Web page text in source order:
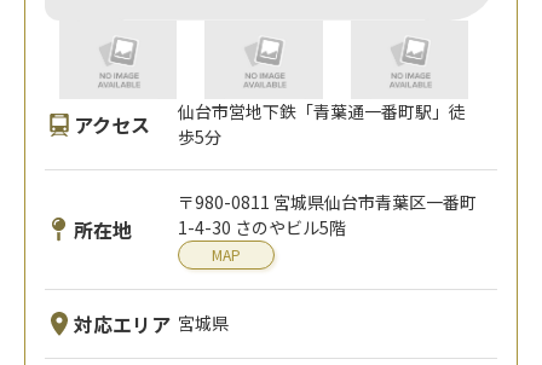
アクセス
仙台市営地下鉄「青葉通一番町駅」徒
歩5分
所在地
〒980-0811 宮城県仙台市青葉区一番町
1-4-30 さのやビル5階
MAP
対応エリア 宮城県